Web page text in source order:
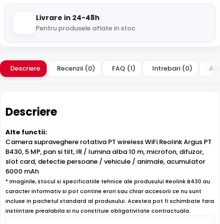
Livrare in 24-48h
Pentru produsele aflate in stoc
Descriere Recenzii (0) FAQ (1) Intrebari (0)
Descriere
Alte functii:
Camera supraveghere rotativa PT wireless WiFi Reolink Argus PT
B430, 5 MP, pan si tilt, IR / lumina alba 10 m, microfon, difuzor,
slot card, detectie persoane / vehicule / animale, acumulator
6000 mAh
* Imaginile, stocul si specificatiile tehnice ale produsului Reolink B430 au
caracter informativ si pot contine erori sau chiar accesorii ce nu sunt
incluse in pachetul standard al produsului. Acestea pot fi schimbate fara
instiintare prealabila si nu constituie obligativitate contractuala.